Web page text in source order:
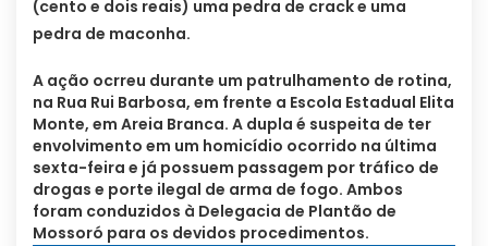
(cento e dois reais) uma pedra de crack e uma
pedra de maconha.
A ação ocrreu durante um patrulhamento de rotina,
na Rua Rui Barbosa, em frente a Escola Estadual Elita
Monte, em Areia Branca. A dupla é suspeita de ter
envolvimento em um homicídio ocorrido na última
sexta-feira e já possuem passagem por tráfico de
drogas e porte ilegal de arma de fogo. Ambos
foram conduzidos à Delegacia de Plantão de
Mossoró para os devidos procedimentos.